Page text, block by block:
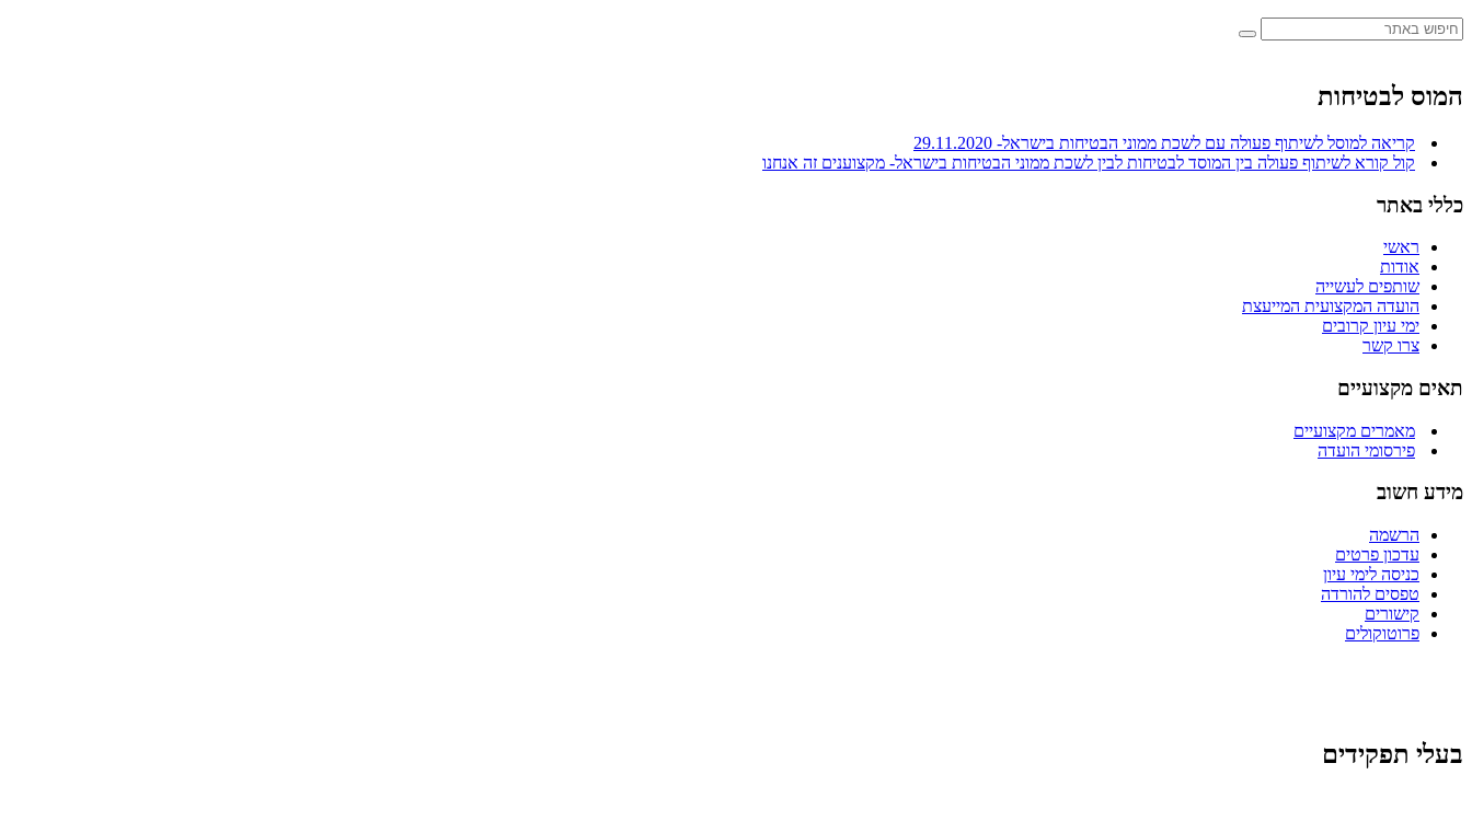
המוס לבטיחות
‏‏קריאה למוסל לשיתוף פעולה עם לשכת ממוני הבטיחות בישראל‏‏‏‏- 29.11.2020
קול קורא לשיתוף פעולה בין המוסד לבטיחות לבין לשכת ממוני הבטיחות בישראל- מקצוענים זה אנחנו
כללי באתר
ראשי
אודות
שותפים לעשייה
הועדה המקצועית המייעצת
ימי עיון קרובים
צרו קשר
תאים מקצועיים
מאמרים מקצועיים
פירסומי הועדה
מידע חשוב
הרשמה
עדכון פרטים
כניסה לימי עיון
טפסים להורדה
קישורים
פרוטוקולים
בעלי תפקידים